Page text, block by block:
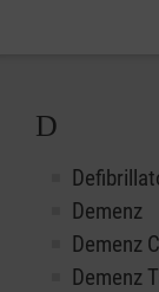
D
Demenz
Demenz
Demenz